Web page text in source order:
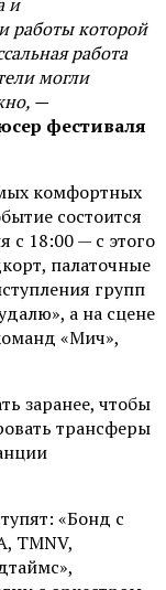
работы которой
работа
могли
—
фестиваля
комфортных
состоится
с 18:00 — с этого
палаточные
групп
а на сцене
«Мич»,
заранее, чтобы
трансферы
«Бонд с
TMNV,